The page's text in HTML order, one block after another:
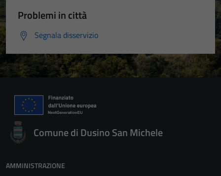
Problemi in città
Segnala disservizio
Comune di Dusino San Michele
AMMINISTRAZIONE